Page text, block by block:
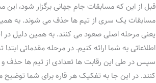
قبل از این که مسابقات جام جهانی برگزار شود،
مسابقات یک سری از تیم ها حذف می شوند. به همین
یعنی مرحله اصلی صعود می کنند. به همین دلیل
اطلاعاتی به شما ارائه کنیم. در مرحله مقدماتی
سپس در طی این رقابت ها تعدادی از تیم ها حذف
کنند. در این جا به تفکیک هر قاره برای شما